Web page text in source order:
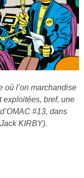
où l’on marchandise
exploitées, bref, une
#13, dans
KIRBY).